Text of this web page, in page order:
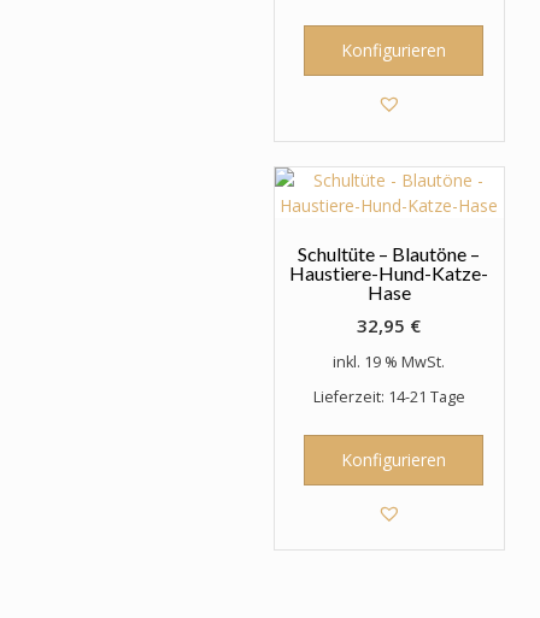
Konfigurieren
Schultüte – Blautöne –
Haustiere-Hund-Katze-
Hase
32,95 €
inkl. 19 % MwSt.
Lieferzeit: 14-21 Tage
Konfigurieren